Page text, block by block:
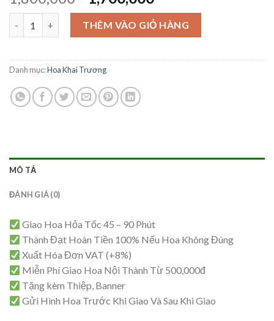
gốc
là:
1,800,000₫.
hiện
tại
là:
1,700,000₫.
Hoa Khai Trương - KT06 số lượng
THÊM VÀO GIỎ HÀNG
Danh mục:Hoa Khai Trương
MÔ TẢ
ĐÁNH GIÁ (0)
Giao Hoa Hỏa Tốc 45 – 90 Phút
Thành Đạt Hoàn Tiền 100% Nếu Hoa Không Đúng
Xuất Hóa Đơn VAT (+8%)
Miễn Phí Giao Hoa Nội Thành Từ 500,000đ
Tặng kèm Thiệp, Banner
Gửi Hình Hoa Trước Khi Giao Và Sau Khi Giao